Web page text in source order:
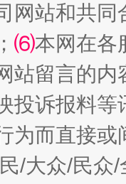
网站和共
⑹本网在各
站留言的内
投诉报料
为而直接
/大众/民